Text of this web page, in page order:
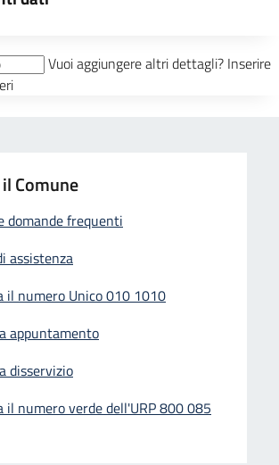
Comune
domande frequenti
assistenza
il numero Unico 010 1010
appuntamento
disservizio
il numero verde dell'URP 800 085